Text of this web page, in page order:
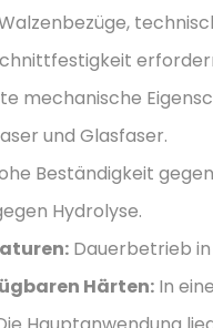
mechanische
und Glasfaser.
Beständigkeit
Hydrolyse.
Dauerbetrieb in
Härten:In